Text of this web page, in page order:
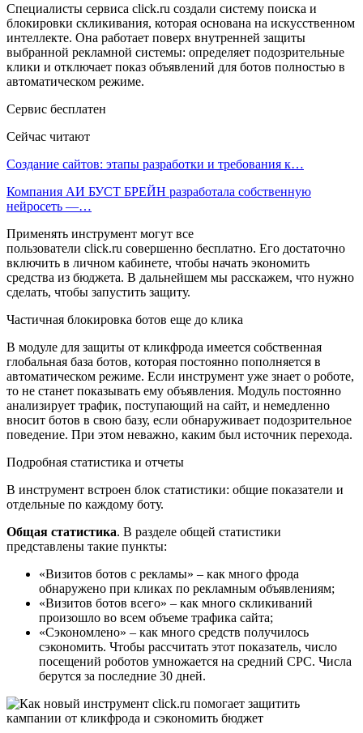
Специалисты сервиса click.ru создали систему поиска и
блокировки скликивания, которая основана на искусственном
интеллекте. Она работает поверх внутренней защиты
выбранной рекламной системы: определяет подозрительные
клики и отключает показ объявлений для ботов полностью в
автоматическом режиме.
Сервис бесплатен
Сейчас читают
Создание сайтов: этапы разработки и требования к…
Компания АИ БУСТ БРЕЙН разработала собственную
нейросеть —…
Применять инструмент могут все
пользователи click.ru совершенно бесплатно. Его достаточно
включить в личном кабинете, чтобы начать экономить
средства из бюджета. В дальнейшем мы расскажем, что нужно
сделать, чтобы запустить защиту.
Частичная блокировка ботов еще до клика
В модуле для защиты от кликфрода имеется собственная
глобальная база ботов, которая постоянно пополняется в
автоматическом режиме. Если инструмент уже знает о роботе,
то не станет показывать ему объявления. Модуль постоянно
анализирует трафик, поступающий на сайт, и немедленно
вносит ботов в свою базу, если обнаруживает подозрительное
поведение. При этом неважно, каким был источник перехода.
Подробная статистика и отчеты
В инструмент встроен блок статистики: общие показатели и
отдельные по каждому боту.
Общая статистика. В разделе общей статистики
представлены такие пункты:
«Визитов ботов с рекламы» – как много фрода
обнаружено при кликах по рекламным объявлениям;
«Визитов ботов всего» – как много скликиваний
произошло во всем объеме трафика сайта;
«Сэкономлено» – как много средств получилось
сэкономить. Чтобы рассчитать этот показатель, число
посещений роботов умножается на средний CPC. Числа
берутся за последние 30 дней.